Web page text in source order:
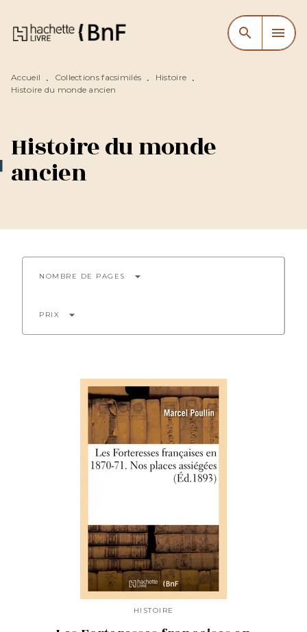
MENU RECHERCHE
CONTENU
search menu
Accueil • Collections facsimilés • Histoire •
Histoire du monde ancien
Histoire du monde
ancien
NOMBRE DE PAGES arrow_drop_down
PRIX arrow_drop_down
HISTOIRE